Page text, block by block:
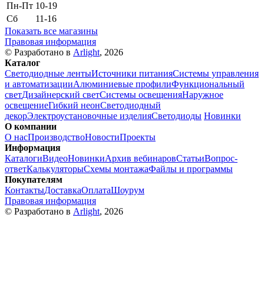
Пн-Пт 10-19
Сб
11-16
Показать все магазины
Правовая информация
© Разработано в Arlight, 2026
Каталог
Светодиодные лентыИсточники питанияСистемы управления
и автоматизацииАлюминиевые профилиФункциональный
светДизайнерский светСистемы освещенияНаружное
освещениеГибкий неонСветодиодный
декорЭлектроустановочные изделияСветодиоды Новинки
О компании
О насПроизводствоНовостиПроекты
Информация
КаталогиВидеоНовинкиАрхив вебинаровСтатьиВопрос-
ответКалькуляторыСхемы монтажаФайлы и программы
Покупателям
КонтактыДоставкаОплатаШоурум
Правовая информация
© Разработано в Arlight, 2026